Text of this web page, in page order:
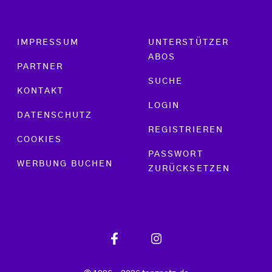
Footer menu
IMPRESSUM
PARTNER
KONTAKT
DATENSCHUTZ
COOKIES
WERBUNG BUCHEN
UNTERSTÜTZER
ABOS
SUCHE
LOGIN
REGISTRIEREN
PASSWORT
ZURÜCKSETZEN